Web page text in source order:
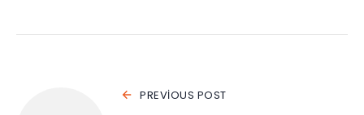
PREVIOUS POST